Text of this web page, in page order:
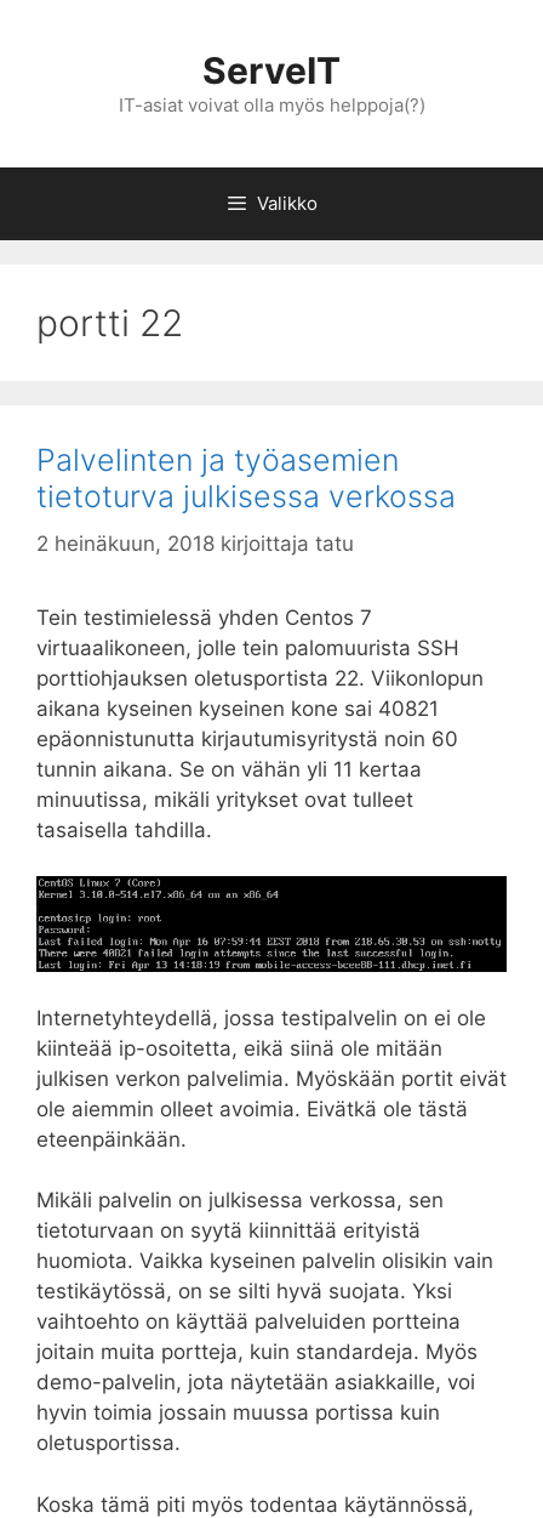
ServeIT
IT-asiat voivat olla myös helppoja(?)
Valikko
portti 22
Palvelinten ja työasemien
tietoturva julkisessa verkossa
2 heinäkuun, 2018 kirjoittaja tatu
Tein testimielessä yhden Centos 7
virtuaalikoneen, jolle tein palomuurista SSH
porttiohjauksen oletusportista 22. Viikonlopun
aikana kyseinen kyseinen kone sai 40821
epäonnistunutta kirjautumisyritystä noin 60
tunnin aikana. Se on vähän yli 11 kertaa
minuutissa, mikäli yritykset ovat tulleet
tasaisella tahdilla.
Internetyhteydellä, jossa testipalvelin on ei ole
kiinteää ip-osoitetta, eikä siinä ole mitään
julkisen verkon palvelimia. Myöskään portit eivät
ole aiemmin olleet avoimia. Eivätkä ole tästä
eteenpäinkään.
Mikäli palvelin on julkisessa verkossa, sen
tietoturvaan on syytä kiinnittää erityistä
huomiota. Vaikka kyseinen palvelin olisikin vain
testikäytössä, on se silti hyvä suojata. Yksi
vaihtoehto on käyttää palveluiden portteina
joitain muita portteja, kuin standardeja. Myös
demo-palvelin, jota näytetään asiakkaille, voi
hyvin toimia jossain muussa portissa kuin
oletusportissa.
Koska tämä piti myös todentaa käytännössä,